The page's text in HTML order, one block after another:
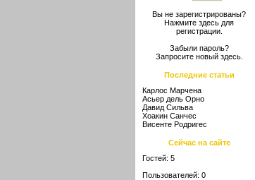
Вы не зарегистрированы?
Нажмите здесь для
регистрации.
Забыли пароль?
Запросите новый здесь.
Последние статьи
Карлос Марчена
Асьер дель Орно
Давид Сильва
Хоакин Санчес
Висенте Родригес
Сейчас на сайте
Гостей: 5
Пользователей: 0